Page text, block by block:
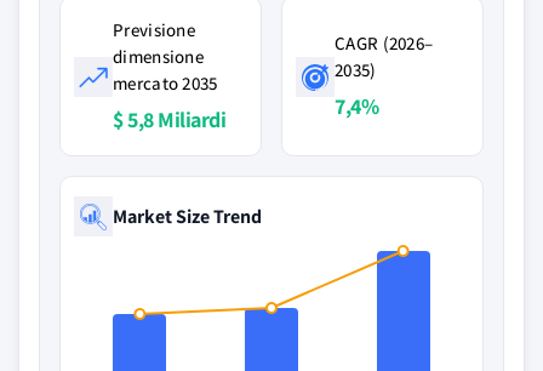
Previsione
dimensione
mercato 2035
$ 5,8 Miliardi
CAGR (2026–
2035)
7,4%
Market Size Trend